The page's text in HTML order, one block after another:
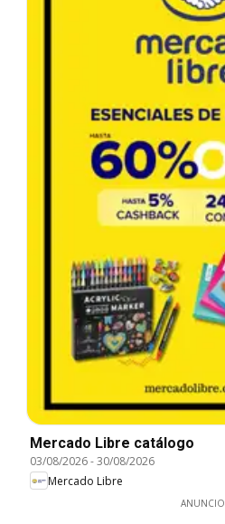
Mercado Libre catálogo
03/08/2026-30/08/2026
Mercado Libre
ANUNCIO